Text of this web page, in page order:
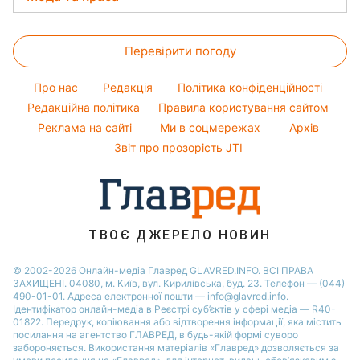
Новини Тернополя
Новини Житомира
Новини Одеси
Тарифи
Курс валют
Магнітні бурі
Погода на сьогодні
Погода на завтра
Пилова буря
Фарбування волосся
Гарний манікюр
Модні помилки
Новини моди
Поради від Андре Тана
Перевірити погоду
Про нас Редакція
Політика конфіденційності
Редакційна політика
Правила користування сайтом
Реклама на сайті
Ми в соцмережах
Архів
Звіт про прозорість JTI
ТВОЄ ДЖЕРЕЛО НОВИН
© 2002-2026 Онлайн-медіа Главред GLAVRED.INFO. ВСІ ПРАВА
ЗАХИЩЕНІ. 04080, м. Київ, вул. Кирилівська, буд. 23. Телефон — (044)
490-01-01. Адреса електронної пошти — info@glavred.info.
Ідентифікатор онлайн-медіа в Реєстрі суб’єктів у сфері медіа — R40-
01822. Передрук, копіювання або відтворення інформації, яка містить
посилання на агентство ГЛАВРЕД, в будь-якій формi суворо
забороняється. Використання матеріалів «Главред» дозволяється за